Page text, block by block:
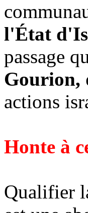
l'État
passage
Gourion,
actions
Honte à
Qualifier